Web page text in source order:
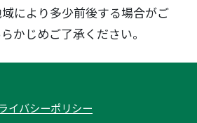
により多少前後する場合がご
かじめご了承ください。
イバシーポリシー